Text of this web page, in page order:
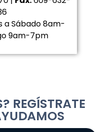
a Sábado 8am-
9am-7pm
REGÍSTRATE